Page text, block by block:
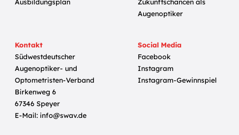
Ausbildungsplan
Zukunftschancen als
Augenoptiker
Kontakt
Südwestdeutscher
Augenoptiker- und
Optometristen-Verband
Birkenweg 6
67346 Speyer
E-Mail: info@swav.de
Social Media
Facebook
Instagram
Instagram-Gewinnspiel